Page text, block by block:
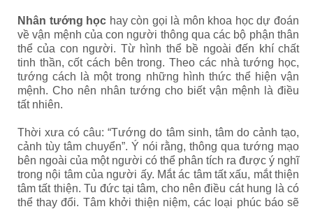
Nhân tướng học hay còn gọi là môn khoa học dự đoán
về vận mệnh của con người thông qua các bộ phận thân
thể của con người. Từ hình thể bề ngoài đến khí chất
tinh thần, cốt cách bên trong. Theo các nhà tướng học,
tướng cách là một trong những hình thức thể hiện vận
mệnh. Cho nên nhân tướng cho biết vận mệnh là điều
tất nhiên.
Thời xưa có câu: “Tướng do tâm sinh, tâm do cảnh tạo,
cảnh tùy tâm chuyển”. Ý nói rằng, thông qua tướng mạo
bên ngoài của một người có thể phân tích ra được ý nghĩ
trong nội tâm của người ấy. Mắt ác tâm tất xấu, mắt thiện
tâm tất thiện. Tu đức tại tâm, cho nên điều cát hung là có
thể thay đổi. Tâm khởi thiện niệm, các loại phúc báo sẽ